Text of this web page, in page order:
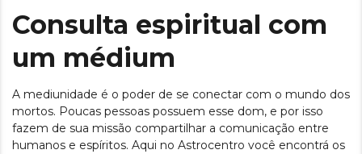
Consulta espiritual com
um médium
A mediunidade é o poder de se conectar com o mundo dos
mortos. Poucas pessoas possuem esse dom, e por isso
fazem de sua missão compartilhar a comunicação entre
humanos e espíritos. Aqui no Astrocentro você encontrá os